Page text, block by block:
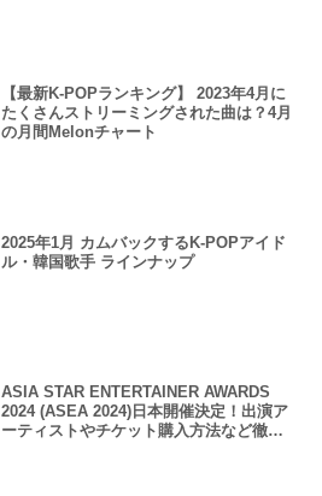
【最新K-POPランキング】 2023年4月に
たくさんストリーミングされた曲は？4月
の月間Melonチャート
2025年1月 カムバックするK-POPアイド
ル・韓国歌手 ラインナップ
ASIA STAR ENTERTAINER AWARDS
2024 (ASEA 2024)日本開催決定！出演ア
ーティストやチケット購入方法など徹底